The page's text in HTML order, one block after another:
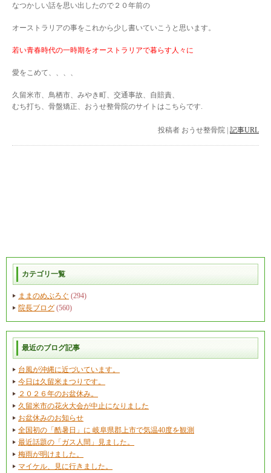
なつかしい話を思い出したので２０年前の
オーストラリアの事をこれから少し書いていこうと思います。
若い青春時代の一時期をオーストラリアで暮らす人々に
愛をこめて、、、、
久留米市、鳥栖市、みやき町、交通事故、自賠責、
むち打ち、骨盤矯正、おうせ整骨院のサイトはこちらです.
投稿者 おうせ整骨院 | 記事URL
カテゴリ一覧
ままのめぶろぐ (294)
院長ブログ (560)
最近のブログ記事
台風が沖縄に近づいています。
今日は久留米まつりです。
２０２６年のお盆休み。
久留米市の花火大会が中止になりました
お盆休みのお知らせ
全国初の「酷暑日」に 岐阜県郡上市で気温40度を観測
最近話題の「ガス人間」見ました。
梅雨が明けました。
マイケル、見に行きました。